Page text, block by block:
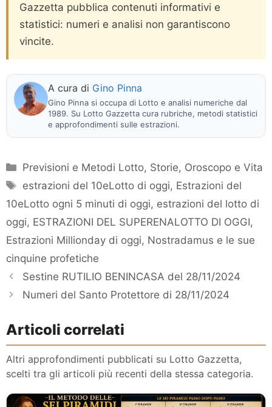
Gazzetta pubblica contenuti informativi e
statistici: numeri e analisi non garantiscono
vincite.
A cura di Gino Pinna
Gino Pinna si occupa di Lotto e analisi numeriche dal
1989. Su Lotto Gazzetta cura rubriche, metodi statistici
e approfondimenti sulle estrazioni.
Categorie
Previsioni e Metodi Lotto, Storie, Oroscopo e Vita
Tag
estrazioni del 10eLotto di oggi, Estrazioni del
10eLotto ogni 5 minuti di oggi, estrazioni del lotto di
oggi, ESTRAZIONI DEL SUPERENALOTTO DI OGGI,
Estrazioni Millionday di oggi, Nostradamus e le sue
cinquine profetiche
Sestine RUTILIO BENINCASA del 28/11/2024
Numeri del Santo Protettore di 28/11/2024
Articoli correlati
Altri approfondimenti pubblicati su Lotto Gazzetta,
scelti tra gli articoli più recenti della stessa categoria.